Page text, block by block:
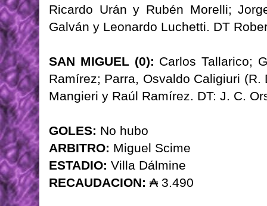
Ricardo Urán y Rubén Morelli;
Galván y Leonardo Luchetti. DT
SAN MIGUEL (0): Carlos Tallarico;
Ramírez; Parra, Osvaldo Caligiuri
Mangieri y Raúl Ramírez. DT: J. C.
GOLES: No hubo
ARBITRO: Miguel Scime
ESTADIO: Villa Dálmine
RECAUDACION: ₳ 3.490